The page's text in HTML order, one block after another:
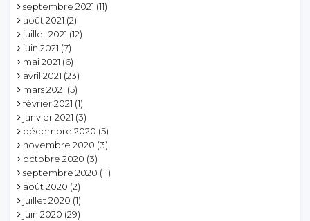
septembre 2021 (11)
août 2021 (2)
juillet 2021 (12)
juin 2021 (7)
mai 2021 (6)
avril 2021 (23)
mars 2021 (5)
février 2021 (1)
janvier 2021 (3)
décembre 2020 (5)
novembre 2020 (3)
octobre 2020 (3)
septembre 2020 (11)
août 2020 (2)
juillet 2020 (1)
juin 2020 (29)